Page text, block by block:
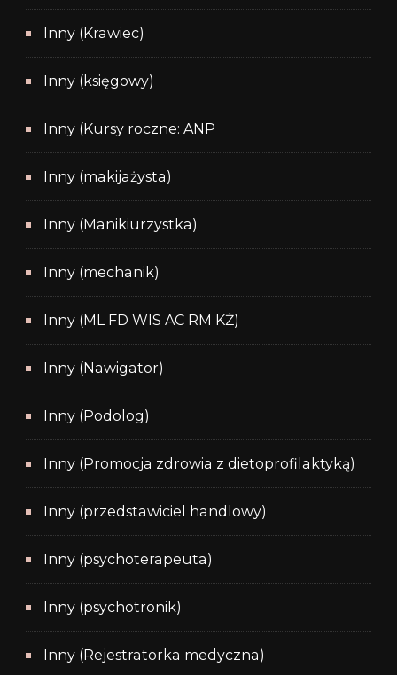
Inny (Krawiec)
Inny (księgowy)
Inny (Kursy roczne: ANP
Inny (makijażysta)
Inny (Manikiurzystka)
Inny (mechanik)
Inny (ML FD WIS AC RM KŻ)
Inny (Nawigator)
Inny (Podolog)
Inny (Promocja zdrowia z dietoprofilaktyką)
Inny (przedstawiciel handlowy)
Inny (psychoterapeuta)
Inny (psychotronik)
Inny (Rejestratorka medyczna)